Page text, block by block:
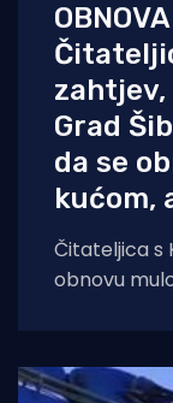
Grad
da se
kućom,
Čitateljica s
obnovu